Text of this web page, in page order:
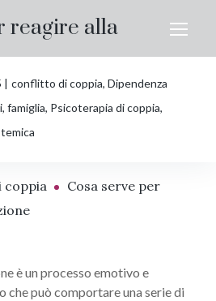
reagire alla
conflitto di coppia, Dipendenza
, famiglia, Psicoterapia di coppia,
coppia
Cosa serve per
è un processo emotivo e
che può comportare una serie di